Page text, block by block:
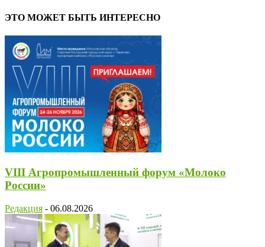
ЭТО МОЖЕТ БЫТЬ ИНТЕРЕСНО
VIII Агропромышленный форум «Молоко
России»
Редакция - 06.08.2026